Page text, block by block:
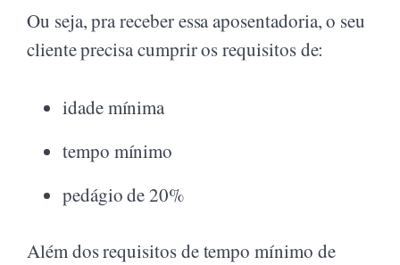
Ou seja, pra receber essa aposentadoria, o seu
cliente precisa cumprir os requisitos de:
idade mínima
tempo mínimo
pedágio de 20%
Além dos requisitos de tempo mínimo de